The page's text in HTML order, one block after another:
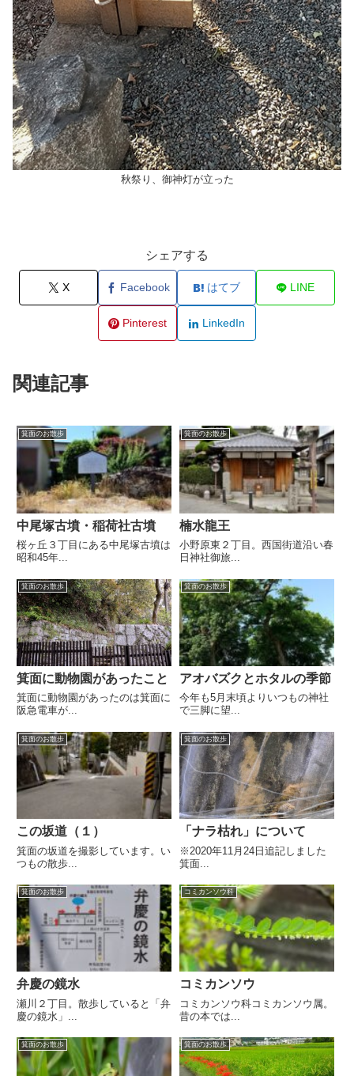
秋祭り、御神灯が立った
シェアする
X Facebook はてブ LINE
Pinterest LinkedIn
関連記事
箕面のお散歩
中尾塚古墳・稲荷社古墳
桜ヶ丘３丁目にある中尾塚古墳は
昭和45年...
箕面のお散歩
楠水龍王
小野原東２丁目。西国街道沿い春
日神社御旅...
箕面のお散歩
箕面に動物園があったこと
箕面に動物園があったのは箕面に
阪急電車が...
箕面のお散歩
アオバズクとホタルの季節
今年も5月末頃よりいつもの神社
で三脚に望...
箕面のお散歩
この坂道（１）
箕面の坂道を撮影しています。い
つもの散歩...
箕面のお散歩
「ナラ枯れ」について
※2020年11月24日追記しました
箕面...
箕面のお散歩
弁慶の鏡水
瀬川２丁目。散歩していると「弁
慶の鏡水」...
コミカンソウ科
コミカンソウ
コミカンソウ科コミカンソウ属。
昔の本では...
箕面のお散歩 箕面のお散歩